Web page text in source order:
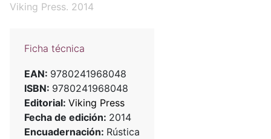
Viking Press. 2014
Ficha técnica
EAN: 9780241968048
ISBN: 9780241968048
Editorial: Viking Press
Fecha de edición: 2014
Encuadernación: Rústica